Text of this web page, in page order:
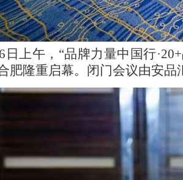
日上午，“品牌力量中国行
肥隆重启幕。闭门会议由安品